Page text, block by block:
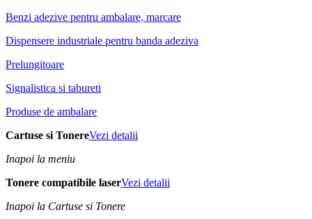
Benzi adezive pentru ambalare, marcare
Dispensere industriale pentru banda adeziva
Prelungitoare
Signalistica si tabureti
Produse de ambalare
Cartuse si TonereVezi detalii
Inapoi la meniu
Tonere compatibile laserVezi detalii
Inapoi la Cartuse si Tonere